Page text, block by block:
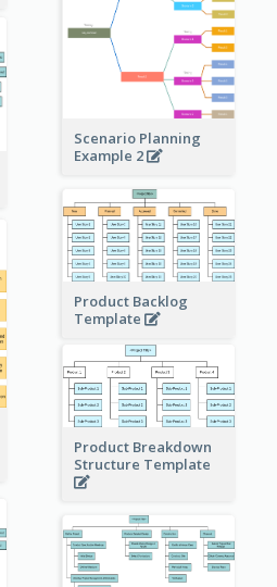
Scenario Planning
Example 2
Product Backlog
Template
Product Breakdown
Structure Template